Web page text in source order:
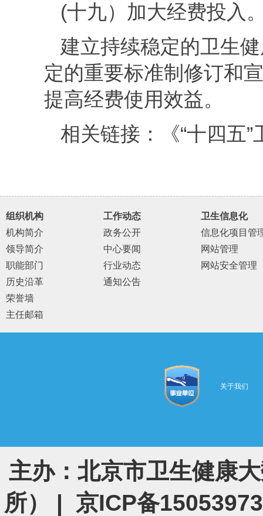
(十九）加大经费投入
建立持续稳定的卫生
定的重要标准制修订和
提高经费使用效益。
相关链接 ：《“十四五
组织机构
机构简介
领导简介
职能部门
历史沿革
荣誉墙
主任邮箱
工作动态
政务公开
中心要闻
行业动态
通知公告
卫生信息化
信息化项目管
网站管理
网站安全管理
关于我们
主办：北京市卫生健康
所） | 京ICP备